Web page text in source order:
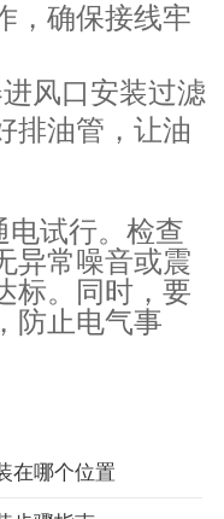
，确保接线牢
风口安装过滤
排油管，让油
试行。检查
异常噪音或震
标。同时，要
防止电气事
在哪个位置